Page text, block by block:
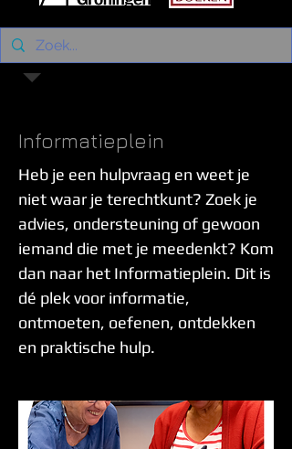
Informatieplein
Heb je een hulpvraag en weet je
niet waar je terechtkunt? Zoek je
advies, ondersteuning of gewoon
iemand die met je meedenkt? Kom
dan naar het Informatieplein. Dit is
dé plek voor informatie,
ontmoeten, oefenen, ontdekken
en praktische hulp.